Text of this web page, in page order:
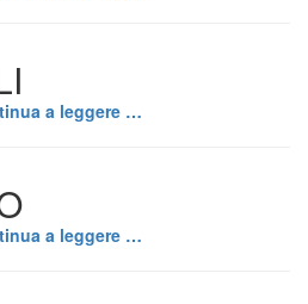
a leggere …
a leggere …